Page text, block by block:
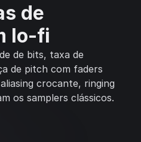
de
lo-fi
de bits, taxa de
de pitch com faders
crocante, ringing
os samplers clássicos.